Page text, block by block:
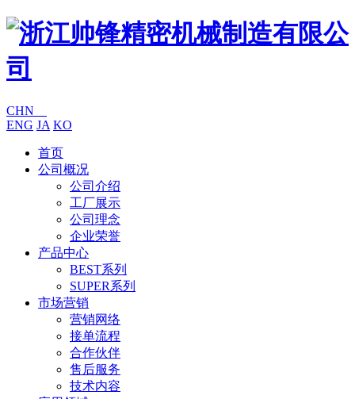
CHN
ENG JA KO
首页
公司概况
公司介绍
工厂展示
公司理念
企业荣誉
产品中心
BEST系列
SUPER系列
市场营销
营销网络
接单流程
合作伙伴
售后服务
技术内容